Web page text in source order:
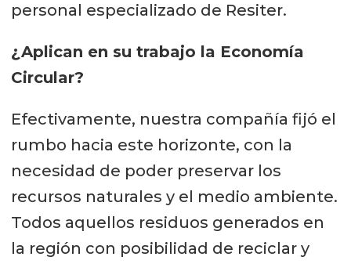
personal especializado de Resiter.
¿Aplican en su trabajo la Economía
Circular?
Efectivamente, nuestra compañía fijó el
rumbo hacia este horizonte, con la
necesidad de poder preservar los
recursos naturales y el medio ambiente.
Todos aquellos residuos generados en
la región con posibilidad de reciclar y